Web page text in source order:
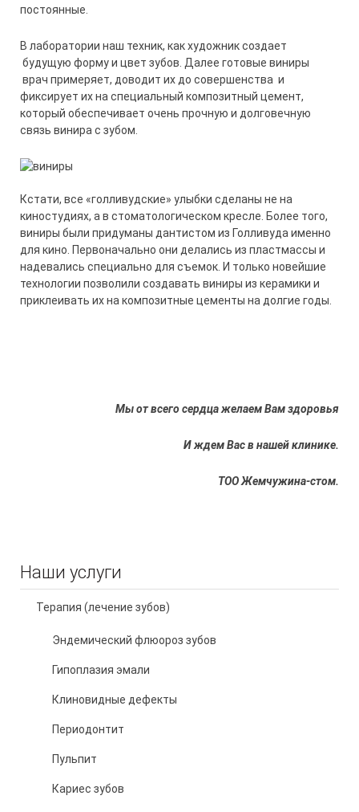
постоянные.
В лаборатории наш техник, как художник создает
будущую форму и цвет зубов. Далее готовые виниры
врач примеряет, доводит их до совершенства и
фиксирует их на специальный композитный цемент,
который обеспечивает очень прочную и долговечную
связь винира с зубом.
Кстати, все «голливудские» улыбки сделаны не на
киностудиях, а в стоматологическом кресле. Более того,
виниры были придуманы дантистом из Голливуда именно
для кино. Первоначально они делались из пластмассы и
надевались специально для съемок. И только новейшие
технологии позволили создавать виниры из керамики и
приклеивать их на композитные цементы на долгие годы.
Мы от всего сердца желаем Вам здоровья
И ждем Вас в нашей клинике.
ТОО Жемчужина-стом.
Наши услуги
Терапия (лечение зубов)
Эндемический флюороз зубов
Гипоплазия эмали
Клиновидные дефекты
Периодонтит
Пульпит
Кариес зубов